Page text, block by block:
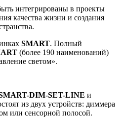
интегрированы в проекты
качества жизни и создания
SMART. Полный
(более 190 наименований)
светом».
DIM-SET-LINE и
из двух устройств: диммера
или сенсорной полосой.